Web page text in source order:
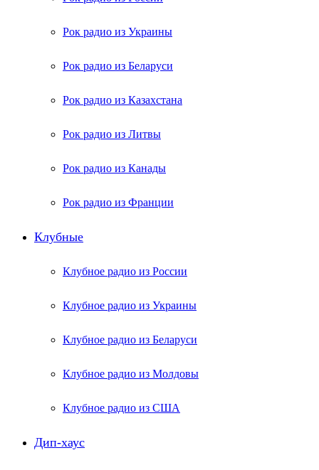
Рок радио из Украины
Рок радио из Беларуси
Рок радио из Казахстана
Рок радио из Литвы
Рок радио из Канады
Рок радио из Франции
Клубные
Клубное радио из России
Клубное радио из Украины
Клубное радио из Беларуси
Клубное радио из Молдовы
Клубное радио из США
Дип-хаус